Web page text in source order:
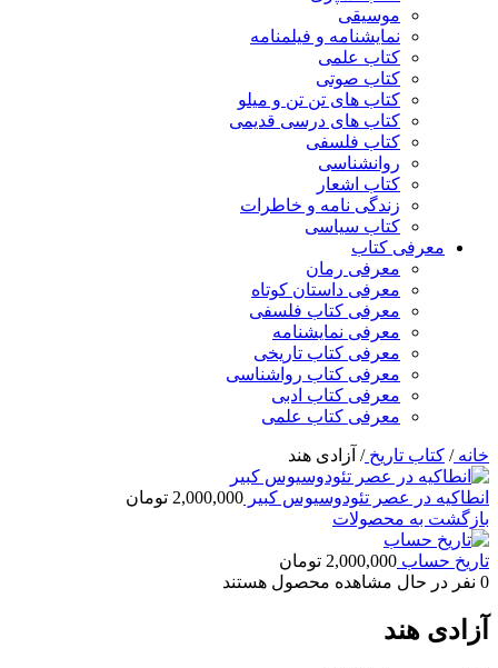
موسیقی
نمایشنامه و فیلمنامه
کتاب علمی
کتاب صوتی
کتاب های تن تن و میلو
کتاب های درسی قدیمی
کتاب فلسفی
روانشناسی
کتاب اشعار
زندگی نامه و خاطرات
کتاب سیاسی
معرفی کتاب
معرفی رمان
معرفی داستان کوتاه
معرفی کتاب فلسفی
معرفی نمایشنامه
معرفی کتاب تاریخی
معرفی کتاب رواشناسی
معرفی کتاب ادبی
معرفی کتاب علمی
خانه/ کتاب تاریخ/ آزادی هند
انطاکیه در عصر تئودوسیوس کبیر 2,000,000 تومان
بازگشت به محصولات
تاریخ حساب 2,000,000 تومان
0 نفر در حال مشاهده محصول هستند
آزادی هند